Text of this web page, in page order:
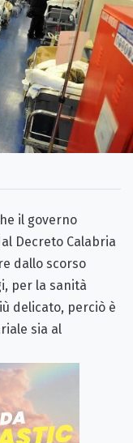
il governo
Decreto Calabria
dallo scorso
per la sanità
delicato, perciò è
sia al